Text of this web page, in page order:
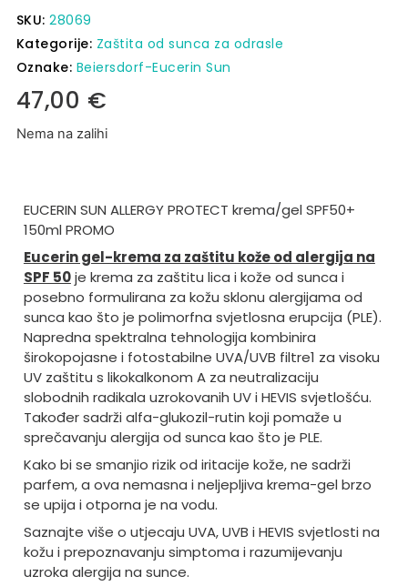
SKU:28069
Kategorije: Zaštita od sunca za odrasle
Oznake: Beiersdorf-Eucerin Sun
47,00 €
Nema na zalihi
EUCERIN SUN ALLERGY PROTECT krema/gel SPF50+
150ml PROMO
Eucerin gel-krema za zaštitu kože od alergija na
SPF 50je krema za zaštitu lica i kože od sunca i
posebno formulirana za kožu sklonu alergijama od
sunca kao što je polimorfna svjetlosna erupcija (PLE).
Napredna spektralna tehnologija kombinira
širokopojasne i fotostabilne UVA/UVB filtre1 za visoku
UV zaštitu s likokalkonom A za neutralizaciju
slobodnih radikala uzrokovanih UV i HEVIS svjetlošću.
Također sadrži alfa-glukozil-rutin koji pomaže u
sprečavanju alergija od sunca kao što je PLE.
Kako bi se smanjio rizik od iritacije kože, ne sadrži
parfem, a ova nemasna i neljepljiva krema-gel brzo
se upija i otporna je na vodu.
Saznajte više o utjecaju UVA, UVB i HEVIS svjetlosti na
kožu i prepoznavanju simptoma i razumijevanju
uzroka alergija na sunce.